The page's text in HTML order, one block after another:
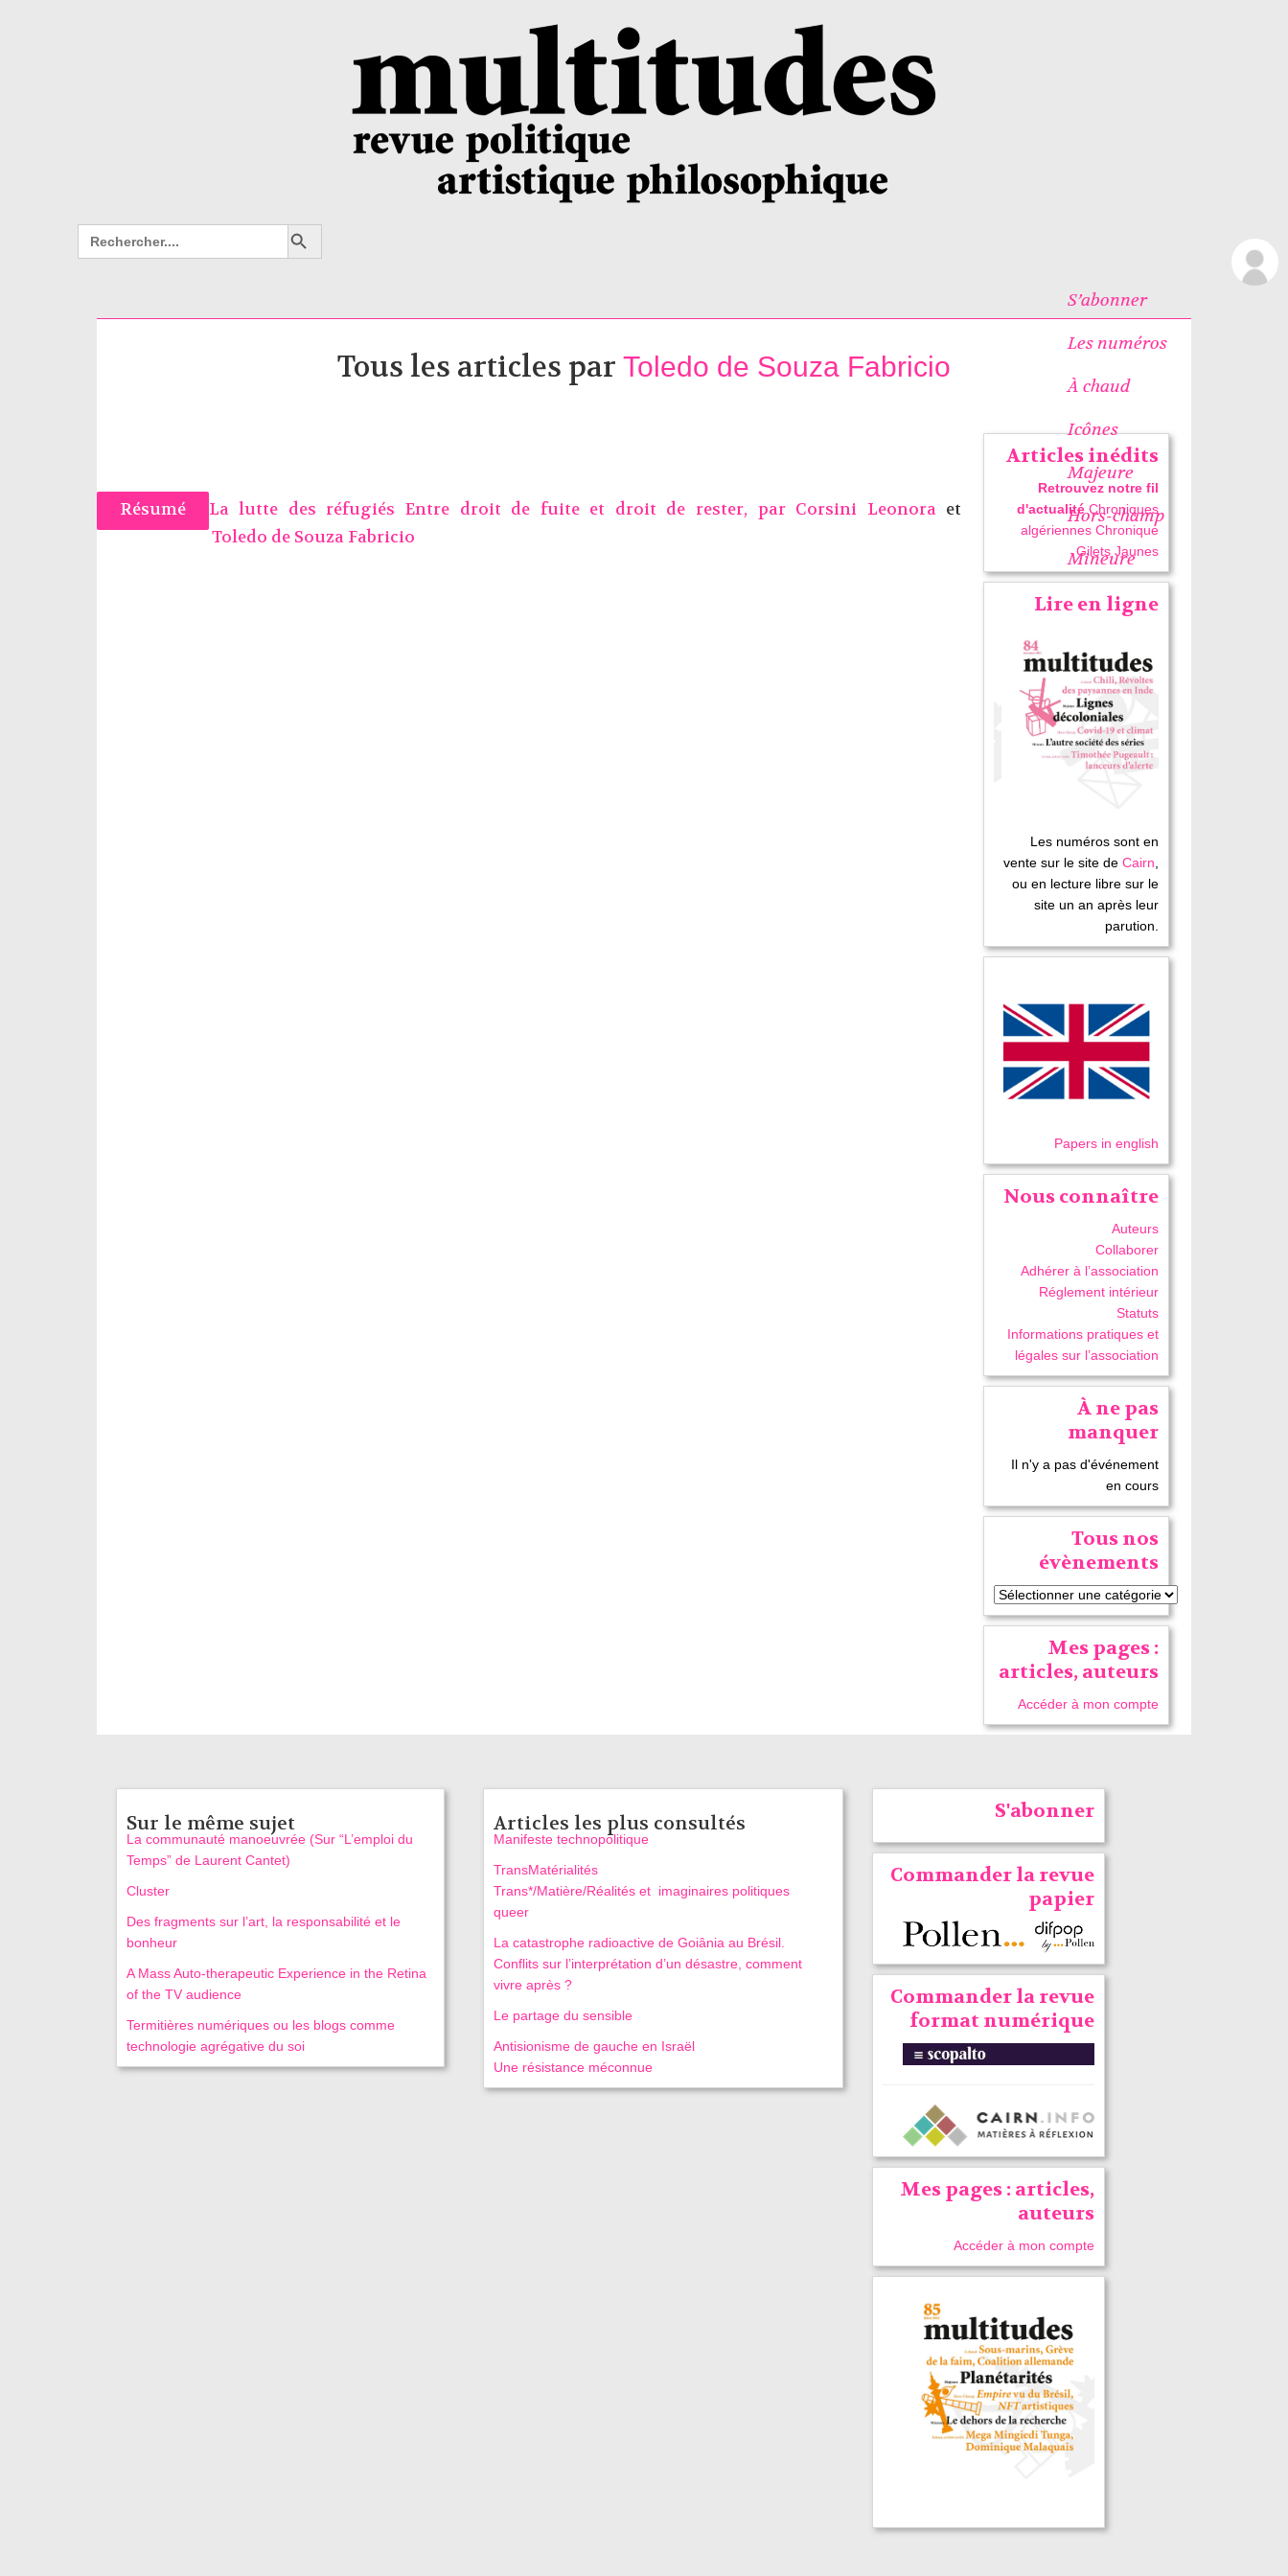
Search
for:
Search Button
S’abonner
Les numéros
À chaud
Icônes
Majeure
Hors-champ
Mineure
Tous les articles par Toledo de Souza Fabricio
Résumé La lutte des réfugiés Entre droit de fuite et droit de rester, par Corsini Leonoraet
Toledo de Souza Fabricio
Articles inédits
Retrouvez notre fil
d'actualité Chroniques
algériennes Chronique
Gilets Jaunes
Lire en ligne
Les numéros sont en
vente sur le site deCairn,
ou en lecture libre sur le
site un an après leur
parution.
Papers in english
Nous connaître
Auteurs
Collaborer
Adhérer à l’association
Réglement intérieur
Statuts
Informations pratiques et
légales sur l’association
À ne pas
manquer
Il n'y a pas d'événement
en cours
Tous nos
évènements
Mes pages :
articles, auteurs
Accéder à mon compte
Sur le même sujet
La communauté manoeuvrée (Sur “L’emploi du
Temps” de Laurent Cantet)
Cluster
Des fragments sur l’art, la responsabilité et le
bonheur
A Mass Auto-therapeutic Experience in the Retina
of the TV audience
Termitières numériques ou les blogs comme
technologie agrégative du soi
Articles les plus consultés
Manifeste technopolitique
TransMatérialités
Trans*/Matière/Réalités et imaginaires politiques
queer
La catastrophe radioactive de Goiânia au Brésil.
Conflits sur l’interprétation d’un désastre, comment
vivre après ?
Le partage du sensible
Antisionisme de gauche en Israël
Une résistance méconnue
S'abonner
Commander la revue
papier
Commander la revue
format numérique
Mes pages : articles,
auteurs
Accéder à mon compte